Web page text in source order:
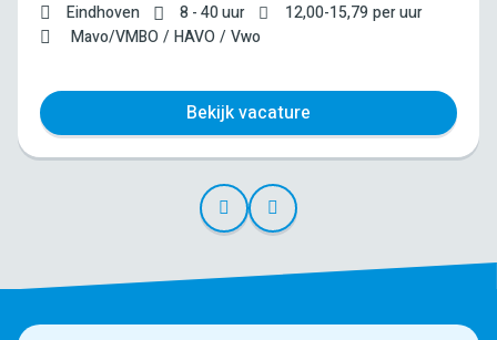
Eindhoven 8 - 40 uur 12,00-15,79per uur
Mavo/VMBO
HAVO Vwo
Bekijk vacature